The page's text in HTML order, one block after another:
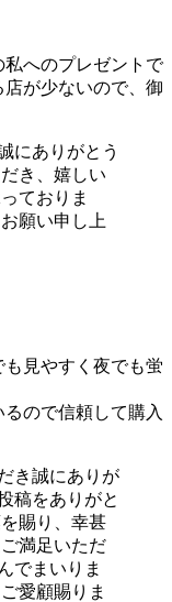
へのプレゼントで
が少ないので、御
にありがとう
き、嬉しい
ておりま
願い申し上
見やすく夜でも蛍
ので信頼して購入
き誠にありが
稿をありがと
賜り、幸甚
満足いただ
でまいりま
愛顧賜りま